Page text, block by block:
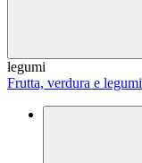
legumi
Frutta, verdura e legumi